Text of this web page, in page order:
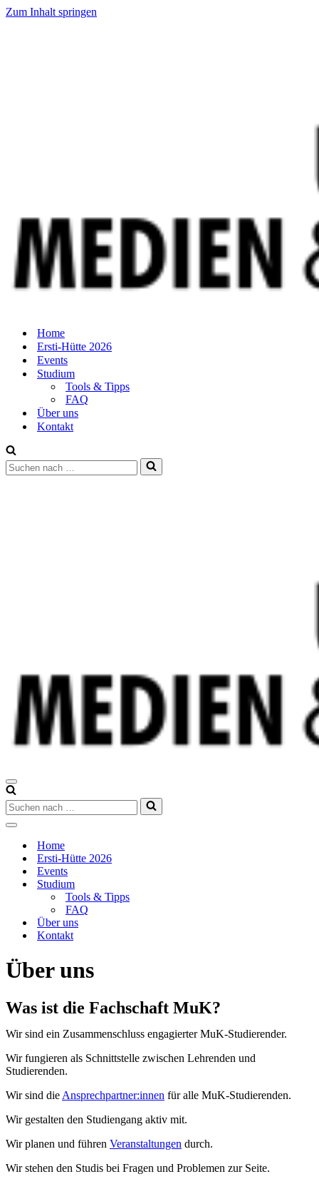
Zum Inhalt springen
Home
Ersti-Hütte 2026
Events
Studium
Tools & Tipps
FAQ
Über uns
Kontakt
Suchen
nach …
Navigations-
Menü
Suchen
nach …
Navigations-
Home
Ersti-Hütte 2026
Events
Studium
Tools & Tipps
FAQ
Über uns
Kontakt
Über uns
Was ist die Fachschaft MuK?
Wir sind ein Zusammenschluss engagierter MuK-Studierender.
Wir fungieren als Schnittstelle zwischen Lehrenden und
Studierenden.
Wir sind die Ansprechpartner:innen für alle MuK-Studierenden.
Wir gestalten den Studiengang aktiv mit.
Wir planen und führen Veranstaltungen durch.
Wir stehen den Studis bei Fragen und Problemen zur Seite.